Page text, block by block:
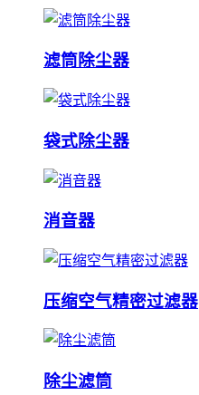
滤筒除尘器
袋式除尘器
消音器
压缩空气精密过滤器
除尘滤筒